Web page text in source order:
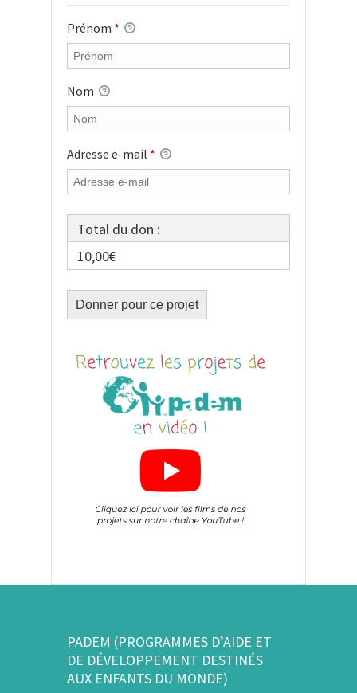
Prénom *
Nom
Adresse e-mail *
Total du don :
10,00€
PADEM (PROGRAMMES D’AIDE ET
DE DÉVELOPPEMENT DESTINÉS
AUX ENFANTS DU MONDE)